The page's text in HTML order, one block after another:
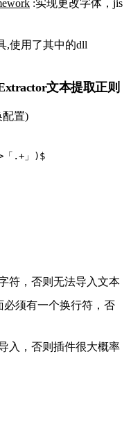
:实现更改字体，jis
,使用了其中的dll
文本提取正则
配置)
「.+」)$
符，否则无法导入文本
必须有一个换行符，否
入，否则插件很大概率